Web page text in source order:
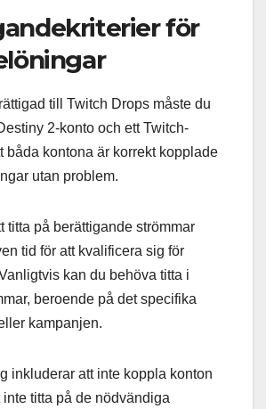
för
till Twitch Drops måste du
2-konto och ett Twitch-
båda kontona är korrekt kopplade
utan problem.
titta på berättigande strömmar
tid för att kvalificera sig för
kan du behöva titta i
beroende på det specifika
kampanjen.
inkluderar att inte koppla konton
inte titta på de nödvändiga